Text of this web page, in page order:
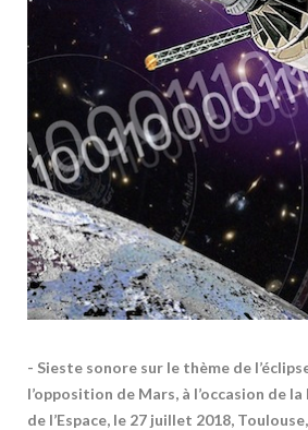
- Sieste sonore sur le thème de
l’opposition de Mars, à l’occasion de
de l’Espace, le 27 juillet 2018,